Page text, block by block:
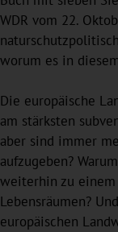
WDR vom 22.
worum es in
Die europäische
am stärksten
aber sind immer
aufzugeben?
weiterhin zu
Lebensräumen?
europäischen